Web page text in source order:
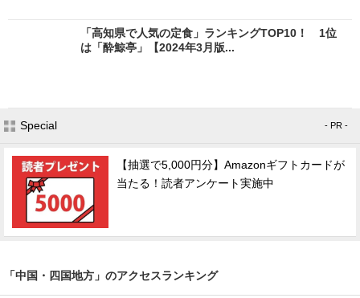
「高知県で人気の定食」ランキングTOP10！ 1位
は「酔鯨亭」【2024年3月版...
Special - PR -
【抽選で5,000円分】Amazonギフトカードが
当たる！読者アンケート実施中
「中国・四国地方」のアクセスランキング